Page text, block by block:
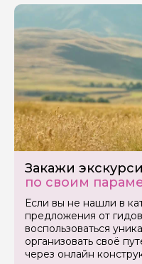
Закажи
по своим
Если вы не нашли в
предложения от
воспользоваться
организовать своё
через онлайн